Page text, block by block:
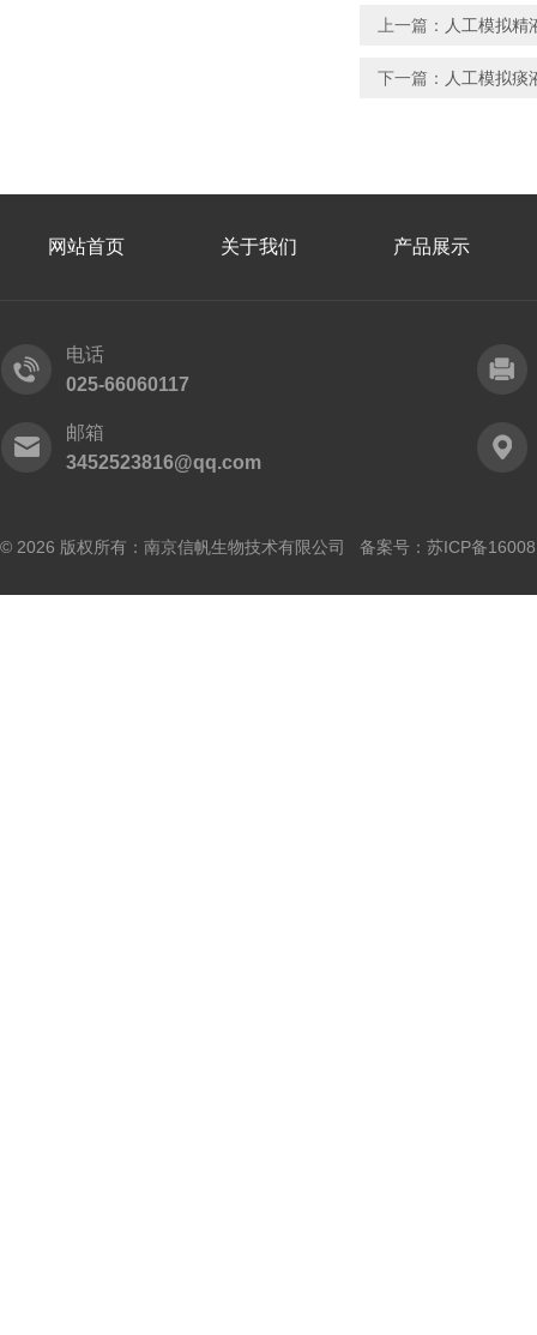
上一篇： 人工模拟精
下一篇： 人工模拟痰
网站首页 关于我们 产品展示
电话
025-66060117
邮箱
3452523816@qq.com
© 2026 版权所有：南京信帆生物技术有限公司 备案号： 苏ICP备